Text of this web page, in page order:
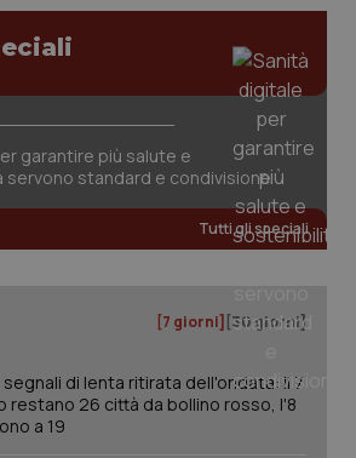
garantire più salute e
servono standard e condivisione
Tutti gli speciali
[7 giorni] [30 giorni]
segnali di lenta ritirata dell'ondata: il 7
restano 26 città da bollino rosso, l'8
a 19
2
www.quotidianosanita.it